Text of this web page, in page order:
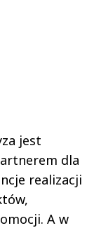
jest
dla
realizacji
A w